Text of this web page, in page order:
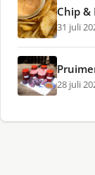
Chip &
31 juli
28 juli